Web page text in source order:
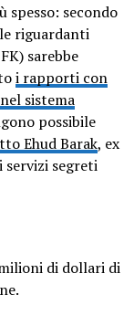
spesso: secondo
riguardanti
sarebbe
i rapporti con
sistema
possibile
Ehud Barak, ex
servizi segreti
di dollari di